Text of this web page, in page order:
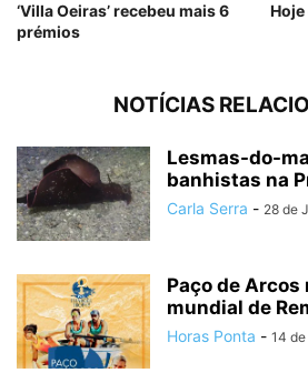
‘Villa Oeiras’ recebeu mais 6
prémios
Hoje
NOTÍCIAS
Lesmas-do-
banhistas na
Carla Serra - 28 de
Paço de
mundial de
Horas Ponta - 14